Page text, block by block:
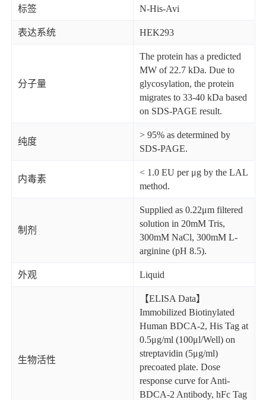
标签 N-His-Avi
表达系统 HEK293
分子量
The protein has a predicted
MW of 22.7 kDa. Due to
glycosylation, the protein
migrates to 33-40 kDa based
on SDS-PAGE result.
纯度
> 95% as determined by
SDS-PAGE.
内毒素
< 1.0 EU per μg by the LAL
method.
制剂
Supplied as 0.22μm filtered
solution in 20mM Tris,
300mM NaCl, 300mM L-
arginine (pH 8.5).
外观 Liquid
生物活性
【ELISA Data】
Immobilized Biotinylated
Human BDCA-2, His Tag at
0.5μg/ml (100μl/Well) on
streptavidin (5μg/ml)
precoated plate. Dose
response curve for Anti-
BDCA-2 Antibody, hFc Tag